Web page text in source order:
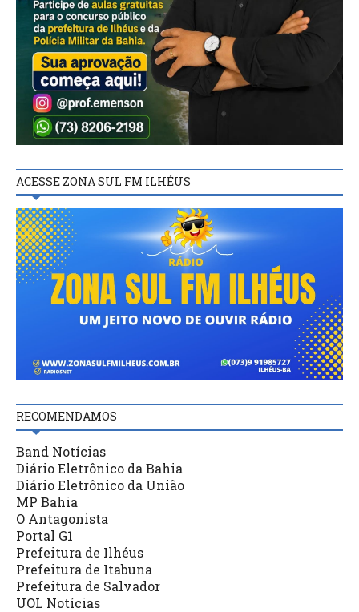
ACESSE ZONA SUL FM ILHÉUS
RECOMENDAMOS
Band Notícias
Diário Eletrônico da Bahia
Diário Eletrônico da União
MP Bahia
O Antagonista
Portal G1
Prefeitura de Ilhéus
Prefeitura de Itabuna
Prefeitura de Salvador
UOL Notícias